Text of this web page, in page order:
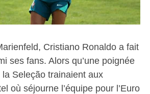
Cristiano Ronaldo a fait
ses fans. Alors qu’une poignée
Seleção trainaient aux
où séjourne l’équipe pour l’Euro